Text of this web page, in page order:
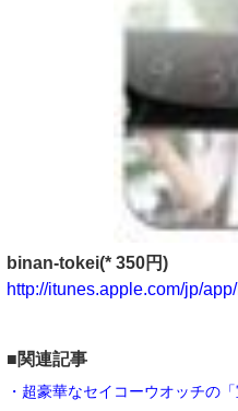
binan-tokei(* 350円)
http://itunes.apple.com/jp/
■関連記事
・超豪華なセイコーウオッチの